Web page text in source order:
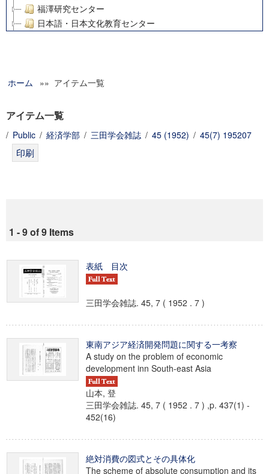
福澤研究センター
日本語・日本文化教育センター
グローバルリサーチインスティテュート
科学研究費補助金研究成果報告書
慶應義塾大学グローバルCOEプログラム市民社会ガバナンス
ホーム »» アイテム一覧
アイテム一覧
/ Public / 経済学部 / 三田学会雑誌 / 45 (1952) / 45(7) 195207
1 - 9 of 9 Items
表紙 目次
三田学会雑誌. 45, 7 ( 1952 . 7 )
東南アジア経済開発問題に関する一考察
A study on the problem of economic
development inn South-east Asia
山本, 登
三田学会雑誌. 45, 7 ( 1952 . 7 ) ,p. 437(1) -
452(16)
絶対消費の図式とその具体化
The scheme of absolute consumption and its